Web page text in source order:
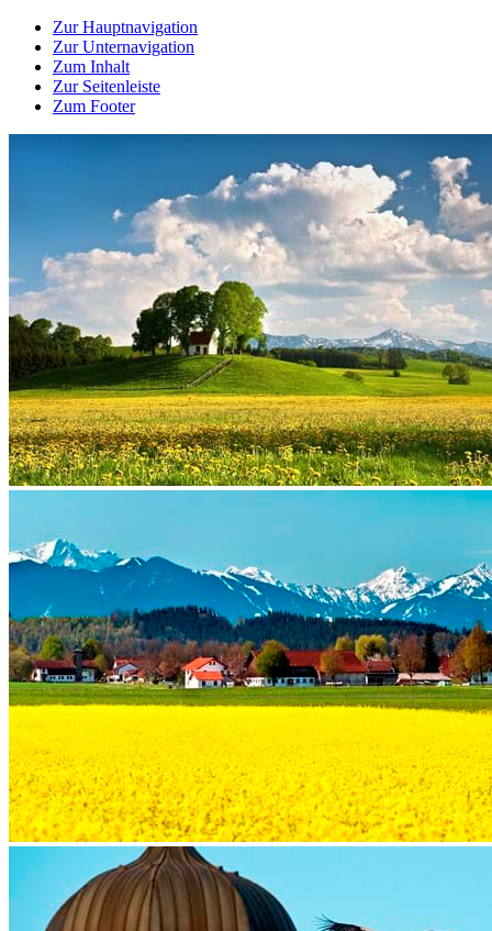
Zur Hauptnavigation
Zur Unternavigation
Zum Inhalt
Zur Seitenleiste
Zum Footer